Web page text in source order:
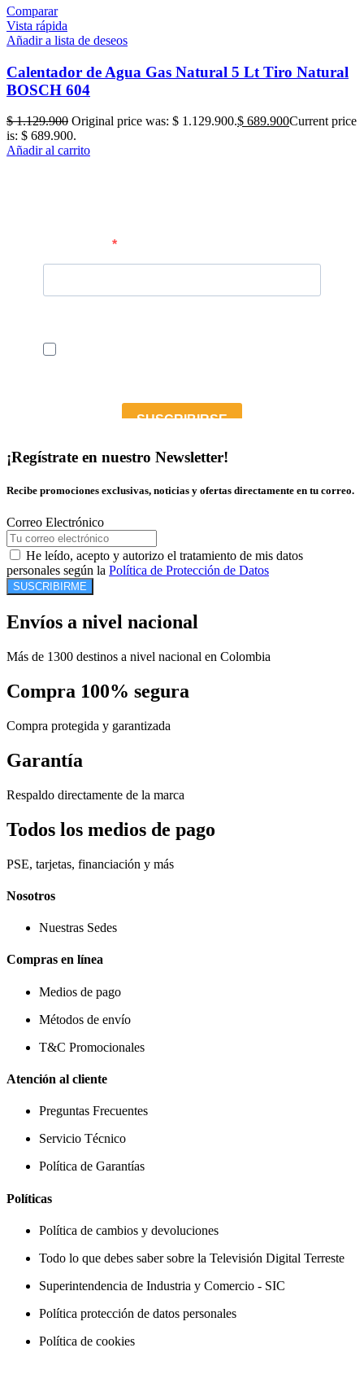
Comparar
Vista rápida
Añadir a lista de deseos
Calentador de Agua Gas Natural 5 Lt Tiro Natural
BOSCH 604
$1.129.900 Original price was: $ 1.129.900.$ 689.900Current price
is: $ 689.900.
Añadir al carrito
¡Regístrate en nuestro Newsletter!
Recibe promociones exclusivas, noticias y ofertas directamente en tu correo.
Correo Electrónico
He leído, acepto y autorizo el tratamiento de mis datos
personales según la Política de Protección de Datos
SUSCRIBIRME
Envíos a nivel nacional
Más de 1300 destinos a nivel nacional en Colombia
Compra 100% segura
Compra protegida y garantizada
Garantía
Respaldo directamente de la marca
Todos los medios de pago
PSE, tarjetas, financiación y más
Nosotros
Nuestras Sedes
Compras en línea
Medios de pago
Métodos de envío
T&C Promocionales
Atención al cliente
Preguntas Frecuentes
Servicio Técnico
Política de Garantías
Políticas
Política de cambios y devoluciones
Todo lo que debes saber sobre la Televisión Digital Terreste
Superintendencia de Industria y Comercio - SIC
Política protección de datos personales
Política de cookies